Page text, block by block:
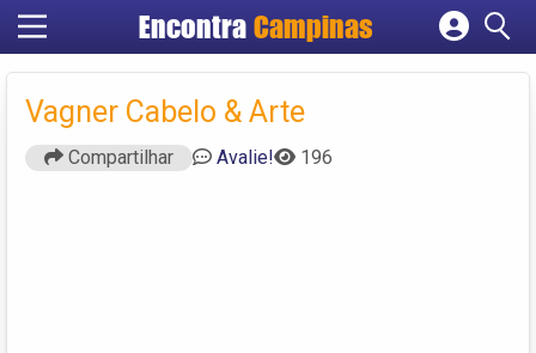
Encontra Campinas
Cadastrar empresa
Criar conta
Vagner Cabelo & Arte
Compartilhar Avalie! 196